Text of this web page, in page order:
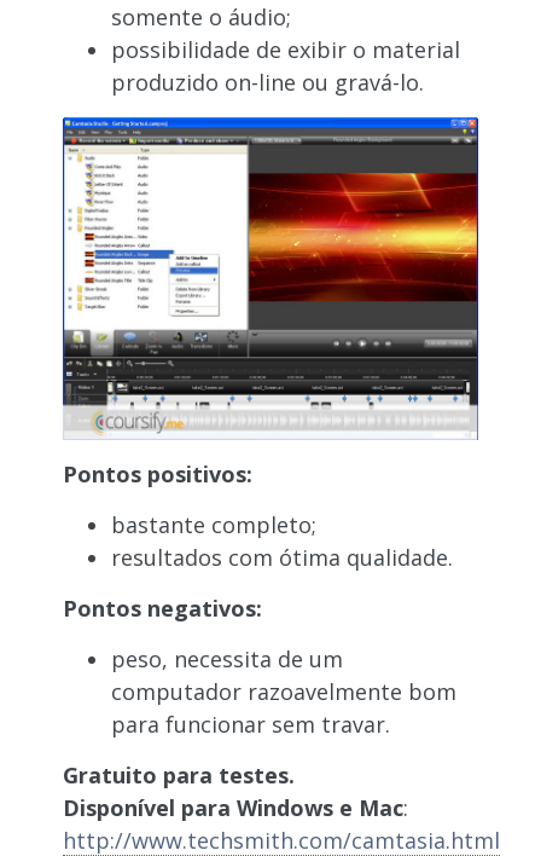
somente o áudio;
possibilidade de exibir o material
produzido on-line ou gravá-lo.
Pontos positivos:
bastante completo;
resultados com ótima qualidade.
Pontos negativos:
peso, necessita de um
computador razoavelmente bom
para funcionar sem travar.
Gratuito para testes.
Disponível para Windows e Mac:
http://www.techsmith.com/camtasia.html